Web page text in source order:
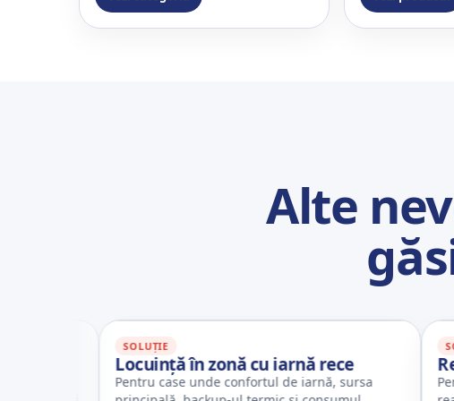
Alte
Locuință în zonă cu iarnă rece
Pentru case unde confortul de iarnă, sursa
Pentru